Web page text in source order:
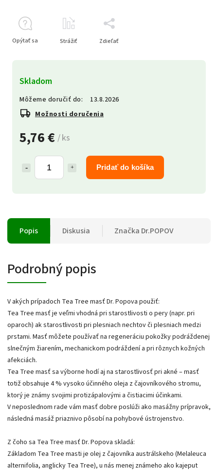
5,76 € / ks
Pridať do košíka
Skladom
Môžeme doručiť do:
13.8.2026
Možnosti doručenia
Opýtať sa Strážiť Zdieľať
Popis Diskusia Značka Dr.POPOV
Podrobný popis
V akých prípadoch Tea Tree masť Dr. Popova použiť:
Tea Tree masť je veľmi vhodná pri starostlivosti o pery (napr. pri
oparoch) ak starostlivosti pri plesniach nechtov či plesniach medzi
prstami. Masť môžete používať na regeneráciu pokožky podráždenej
slnečným žiarením, mechanickom podráždení a pri rôznych kožných
afekciách.
Tea Tree masť sa výborne hodí aj na starostlivosť pri akné – masť
totiž obsahuje 4 % vysoko účinného oleja z čajovníkového stromu,
ktorý je známy svojimi protizápalovými a čistiacimi účinkami.
V neposlednom rade vám masť dobre poslúži ako masážny prípravok,
následná masáž priaznivo pôsobí na pohybové ústrojenstvo.
Z čoho sa Tea Tree masť Dr. Popova skladá:
Základom Tea Tree masti je olej z čajovníka austrálskeho (Melaleuca
alternifolia, anglicky Tea Tree), u nás menej známeho ako kajeput